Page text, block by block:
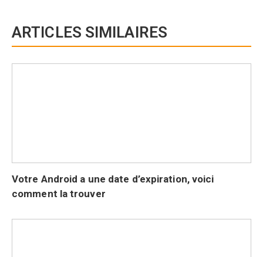
ARTICLES SIMILAIRES
Votre Android a une date d’expiration, voici
comment la trouver